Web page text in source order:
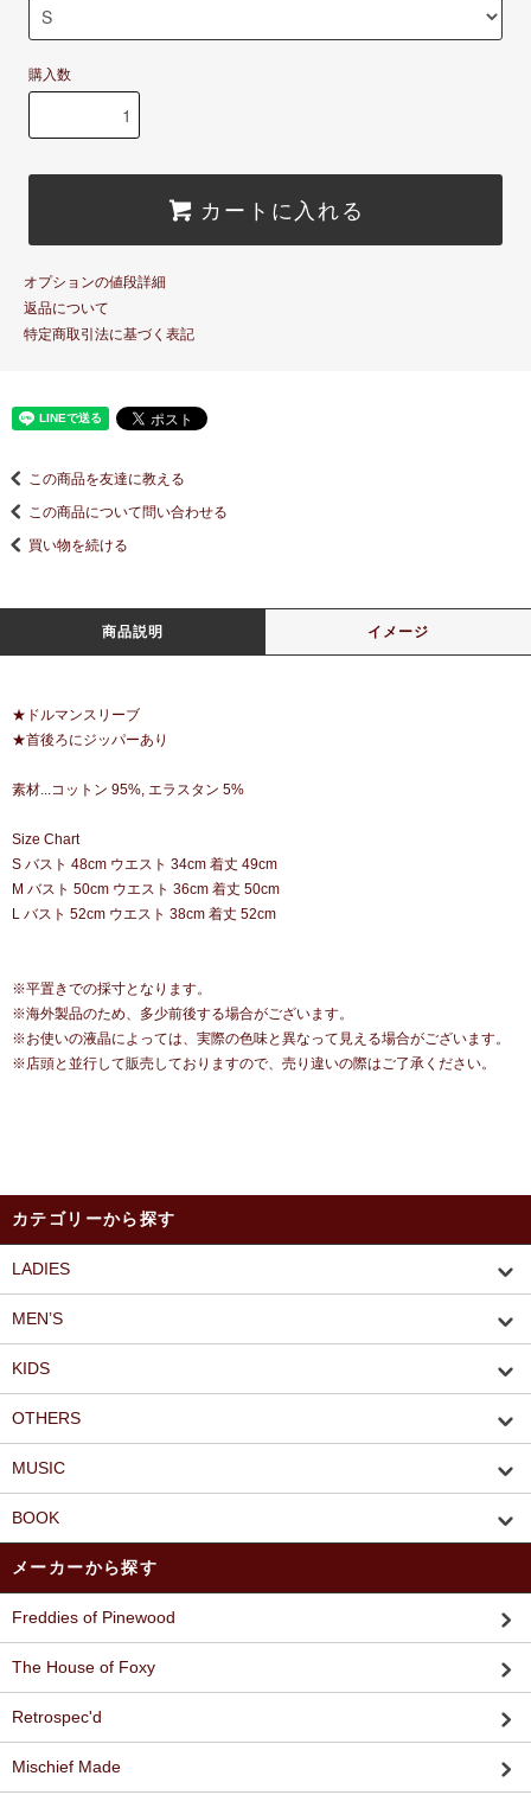
購入数
カートに入れる
オプションの値段詳細
返品について
特定商取引法に基づく表記
この商品を友達に教える
この商品について問い合わせる
買い物を続ける
商品説明 イメージ
★ドルマンスリーブ
★首後ろにジッパーあり
素材...コットン 95%, エラスタン 5%
Size Chart
S バスト 48cm ウエスト 34cm 着丈 49cm
M バスト 50cm ウエスト 36cm 着丈 50cm
L バスト 52cm ウエスト 38cm 着丈 52cm
※平置きでの採寸となります。
※海外製品のため、多少前後する場合がございます。
※お使いの液晶によっては、実際の色味と異なって見える場合がございます。
※店頭と並行して販売しておりますので、売り違いの際はご了承ください。
カテゴリーから探す
LADIES
MEN’S
KIDS
OTHERS
MUSIC
BOOK
メーカーから探す
Freddies of Pinewood
The House of Foxy
Retrospec'd
Mischief Made